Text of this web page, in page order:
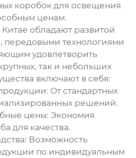
коробок для освещения
ценам.
обладают развитой
передовыми технологиями
удовлетворить
так и небольших
включают в себя:
От стандартных
решений.
цены: Экономия
для качества.
Возможность
по индивидуальным